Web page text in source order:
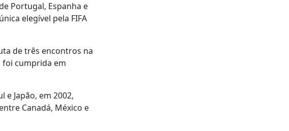
Portugal, Espanha e
elegível pela FIFA
de três encontros na
foi cumprida em
Japão, em 2002,
Canadá, México e